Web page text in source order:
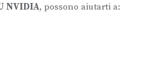
NVIDIA, possono aiutarti a: